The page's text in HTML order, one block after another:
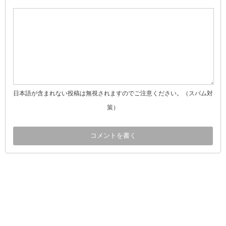
日本語が含まれない投稿は無視されますのでご注意ください。（スパム対
策）